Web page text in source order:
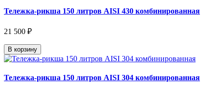
Тележка-рикша 150 литров AISI 430 комбинированная
21 500 ₽
В корзину
Тележка-рикша 150 литров AISI 304 комбинированная